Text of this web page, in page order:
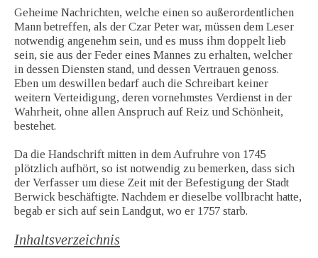
Geheime Nachrichten, welche einen so außerordentlichen
Mann betreffen, als der Czar Peter war, müssen dem Leser
notwendig angenehm sein, und es muss ihm doppelt lieb
sein, sie aus der Feder eines Mannes zu erhalten, welcher
in dessen Diensten stand, und dessen Vertrauen genoss.
Eben um deswillen bedarf auch die Schreibart keiner
weitern Verteidigung, deren vornehmstes Verdienst in der
Wahrheit, ohne allen Anspruch auf Reiz und Schönheit,
bestehet.
Da die Handschrift mitten in dem Aufruhre von 1745
plötzlich aufhört, so ist notwendig zu bemerken, dass sich
der Verfasser um diese Zeit mit der Befestigung der Stadt
Berwick beschäftigte. Nachdem er dieselbe vollbracht hatte,
begab er sich auf sein Landgut, wo er 1757 starb.
Inhaltsverzeichnis